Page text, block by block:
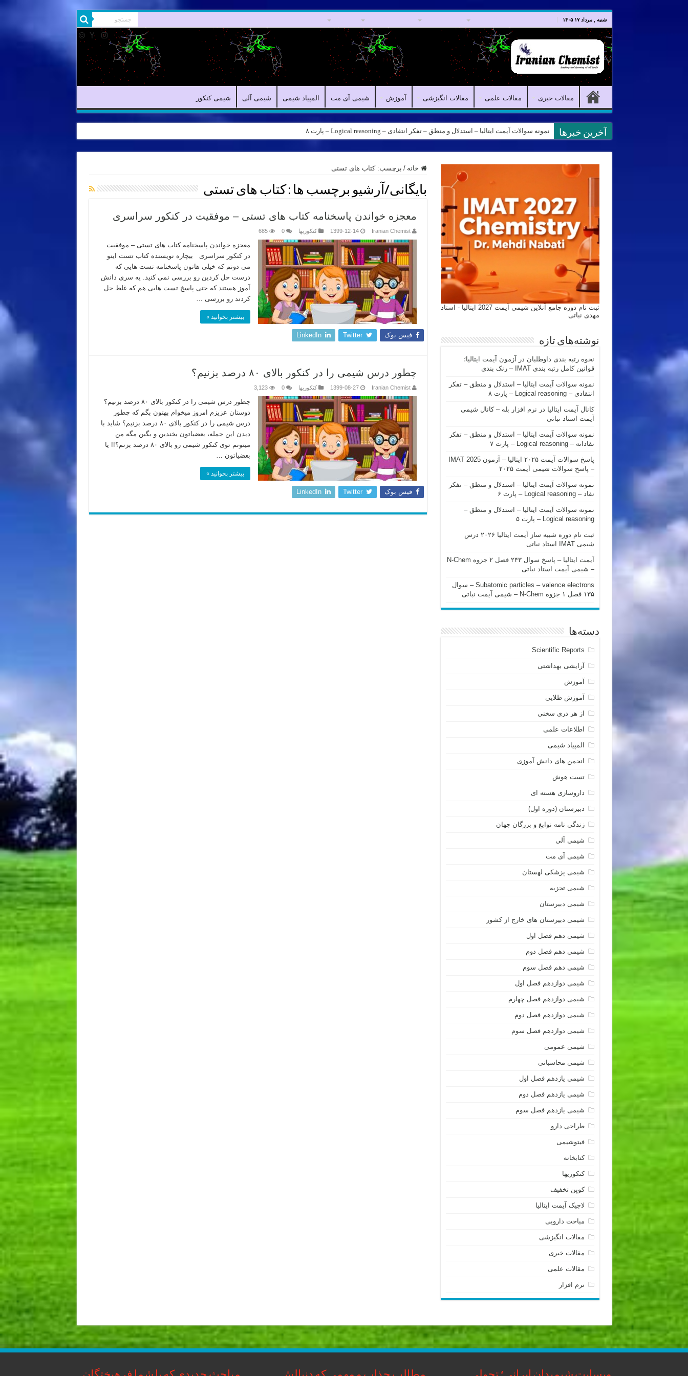
شنبه , مرداد ۱۷ ۱۴۰۵
مقالات خبری مقالات علمی مقالات انگیزشی آموزش شیمی آی مت المپیاد شیمی شیمی آلی شیمی کنکور
آخرین خبرها نمونه سوالات آیمت ایتالیا – استدلال و منطق – تفکر انتقادی – Logical reasoning – پارت ۸
کانال آیمت ایتالیا در نرم افزار بله – کانال شیمی آیمت استاد نباتی
خانه / برچسب:کتاب های تستی
بایگانی/آرشیو برچسب ها : کتاب های تستی
معجزه خواندن پاسخنامه کتاب های تستی – موفقیت در کنکور سراسری
Iranian Chemist
1399-12-14 کنکوریها 0
685
معجزه خواندن پاسخنامه کتاب های تستی – موفقیت
در کنکور سراسری بیچاره نویسنده کتاب تست اینو
می دونم که خیلی هاتون پاسخنامه تست هایی که
درست حل کردین رو بررسی نمی کنید. یه سری دانش
آموز هستند که حتی پاسخ تست هایی هم که غلط حل
کردند رو بررسی …
بیشتر بخوانید »
فیس بوک Twitter
LinkedIn
چطور درس شیمی را در کنکور بالای ۸۰ درصد بزنیم؟
Iranian Chemist
1399-08-27 کنکوریها 0
3,123
چطور درس شیمی را در کنکور بالای ۸۰ درصد بزنیم؟
دوستان عزیزم امروز میخوام بهتون بگم که چطور
درس شیمی را در کنکور بالای ۸۰ درصد بزنیم؟ شاید با
دیدن این جمله، بعضیاتون بخندین و بگین مگه من
میتونم توی کنکور شیمی رو بالای ۸۰ درصد بزنم؟!! یا
بعضیاتون …
بیشتر بخوانید »
فیس بوک Twitter
LinkedIn
ثبت نام دوره جامع آنلاین شیمی آیمت 2027 ایتالیا - استاد
مهدی نباتی
نوشته‌های تازه
نحوه رتبه بندی داوطلبان در آزمون آیمت ایتالیا؛
قوانین کامل رتبه بندی IMAT – رنک بندی
نمونه سوالات آیمت ایتالیا – استدلال و منطق – تفکر
انتقادی – Logical reasoning – پارت ۸
کانال آیمت ایتالیا در نرم افزار بله – کانال شیمی
آیمت استاد نباتی
نمونه سوالات آیمت ایتالیا – استدلال و منطق – تفکر
نقادانه – Logical reasoning – پارت ۷
پاسخ سوالات آیمت ۲۰۲۵ ایتالیا – آزمون IMAT 2025
– پاسخ سوالات شیمی آیمت ۲۰۲۵
نمونه سوالات آیمت ایتالیا – استدلال و منطق – تفکر
نقاد – Logical reasoning – پارت ۶
نمونه سوالات آیمت ایتالیا – استدلال و منطق –
Logical reasoning – پارت ۵
ثبت نام دوره شبیه ساز آیمت ایتالیا ۲۰۲۶ درس
شیمی IMAT استاد نباتی
آیمت ایتالیا – پاسخ سوال ۲۴۳ فصل ۲ جزوه N-Chem
– شیمی آیمت استاد نباتی
Subatomic particles – valence electrons – سوال
۱۳۵ فصل ۱ جزوه N-Chem – شیمی آیمت نباتی
دسته‌ها
Scientific Reports
آرایشی بهداشتی
آموزش
آموزش طلایی
از هر دری سخنی
اطلاعات علمی
المپیاد شیمی
انجمن های دانش آموزی
تست هوش
داروسازی هسته ای
دبیرستان (دوره اول)
زندگی نامه نوابغ و بزرگان جهان
شیمی آلی
شیمی آی مت
شیمی پزشکی لهستان
شیمی تجزیه
شیمی دبیرستان
شیمی دبیرستان های خارج از کشور
شیمی دهم فصل اول
شیمی دهم فصل دوم
شیمی دهم فصل سوم
شیمی دوازدهم فصل اول
شیمی دوازدهم فصل چهارم
شیمی دوازدهم فصل دوم
شیمی دوازدهم فصل سوم
شیمی عمومی
شیمی محاسباتی
شیمی یازدهم فصل اول
شیمی یازدهم فصل دوم
شیمی یازدهم فصل سوم
طراحی دارو
فیتوشیمی
کتابخانه
کنکوریها
کوپن تخفیف
لاجیک آیمت ایتالیا
مباحث دارویی
مقالات انگیزشی
مقالات خبری
مقالات علمی
نرم افزار